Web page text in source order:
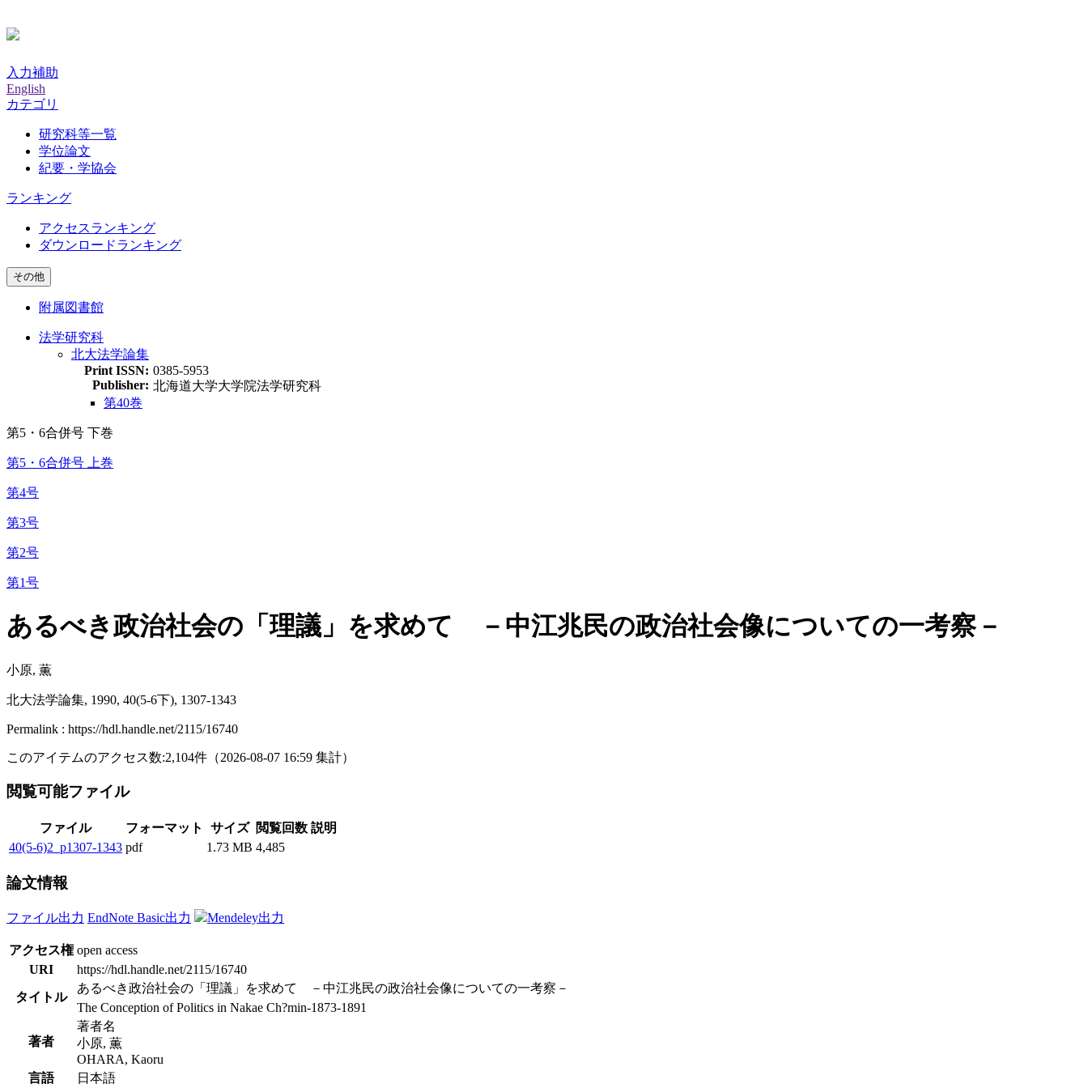
入力補助
English
カテゴリ
研究科等一覧
学位論文
紀要・学協会
ランキング
アクセスランキング
ダウンロードランキング
その他
附属図書館
法学研究科
北大法学論集
Print ISSN: 0385-5953
Publisher: 北海道大学大学院法学研究科
第40巻
第5・6合併号 下巻
第5・6合併号 上巻
第4号
第3号
第2号
第1号
あるべき政治社会の「理議」を求めて －中江兆民の政治社会像についての一考察－
小原, 薫
北大法学論集, 1990, 40(5-6下), 1307-1343
Permalink : https://hdl.handle.net/2115/16740
このアイテムのアクセス数:2,104件 （2026-08-07 16:59 集計）
閲覧可能ファイル
ファイル フォーマット サイズ 閲覧回数 説明
40(5-6)2_p1307-1343 pdf 1.73 MB 4,485
論文情報
ファイル出力 EndNote Basic出力 Mendeley出力
アクセス権 open access
URI
https://hdl.handle.net/2115/16740
タイトル
あるべき政治社会の「理議」を求めて －中江兆民の政治社会像についての一考察－
The Conception of Politics in Nakae Ch?min-1873-1891
著者
著者名
小原, 薫
OHARA, Kaoru
言語
日本語